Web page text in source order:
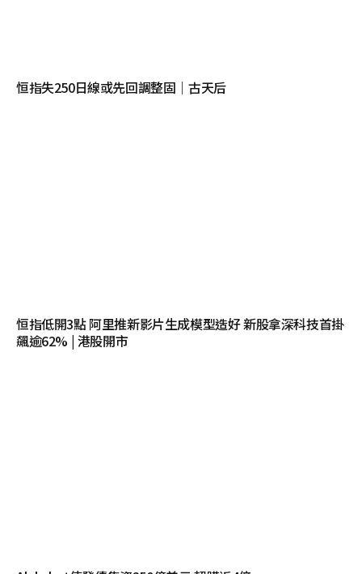
恒指失250日線或先回調整固｜古天后
恒指低開3點 阿里推新影片生成模型造好 新股拿深科技首掛
飆逾62% | 港股開市